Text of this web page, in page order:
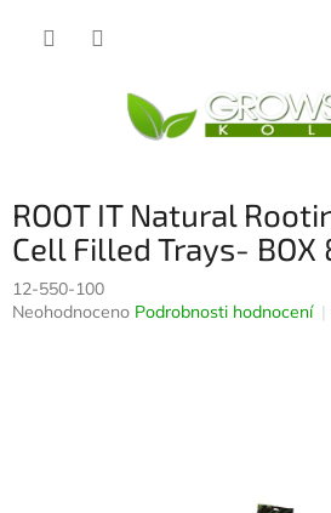
ROOT IT Natural
Cell Filled Trays- BOX
12-550-100
Průměrné
Neohodnoceno Podrobnosti hodnocení